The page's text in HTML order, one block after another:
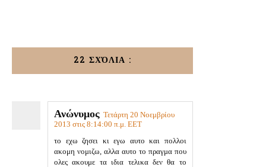
22 ΣΧΌΛΙΑ :
Ανώνυμος Τετάρτη 20 Νοεμβρίου
2013 στις 8:14:00 π.μ. EET
το εχω ζησει κι εγω αυτο και πολλοι
ακομη νομιζω, αλλα αυτο το πραγμα που
ολες ακουμε τα ιδια τελικα δεν θα το